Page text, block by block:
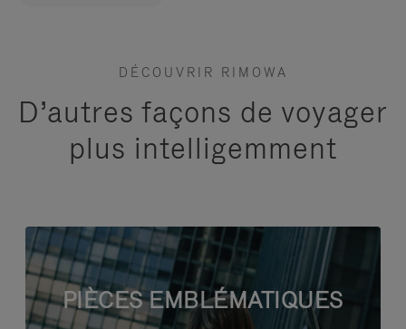
DÉCOUVRIR RIMOWA
D’autres façons de voyager
plus intelligemment
PIÈCES EMBLÉMATIQUES